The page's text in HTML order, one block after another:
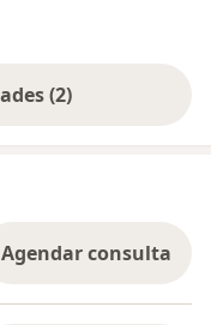
Mostrar mais novidades (2)
Agendar consulta